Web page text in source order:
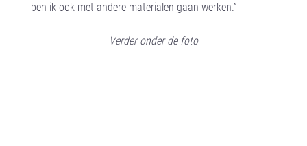
ben ik ook met andere materialen gaan werken.”
Verder onder de foto